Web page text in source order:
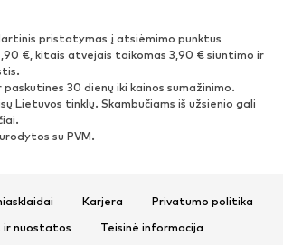
Išskirtiniai
pristatymas į atsiėmimo punktus
€, kitais atvejais taikomas 3,90 € siuntimo ir
30 dienų iki kainos sumažinimo.
Lietuvos tinklų. Skambučiams iš užsienio gali
su PVM.
Karjera
Privatumo politika
ir nuostatos
Teisinė informacija